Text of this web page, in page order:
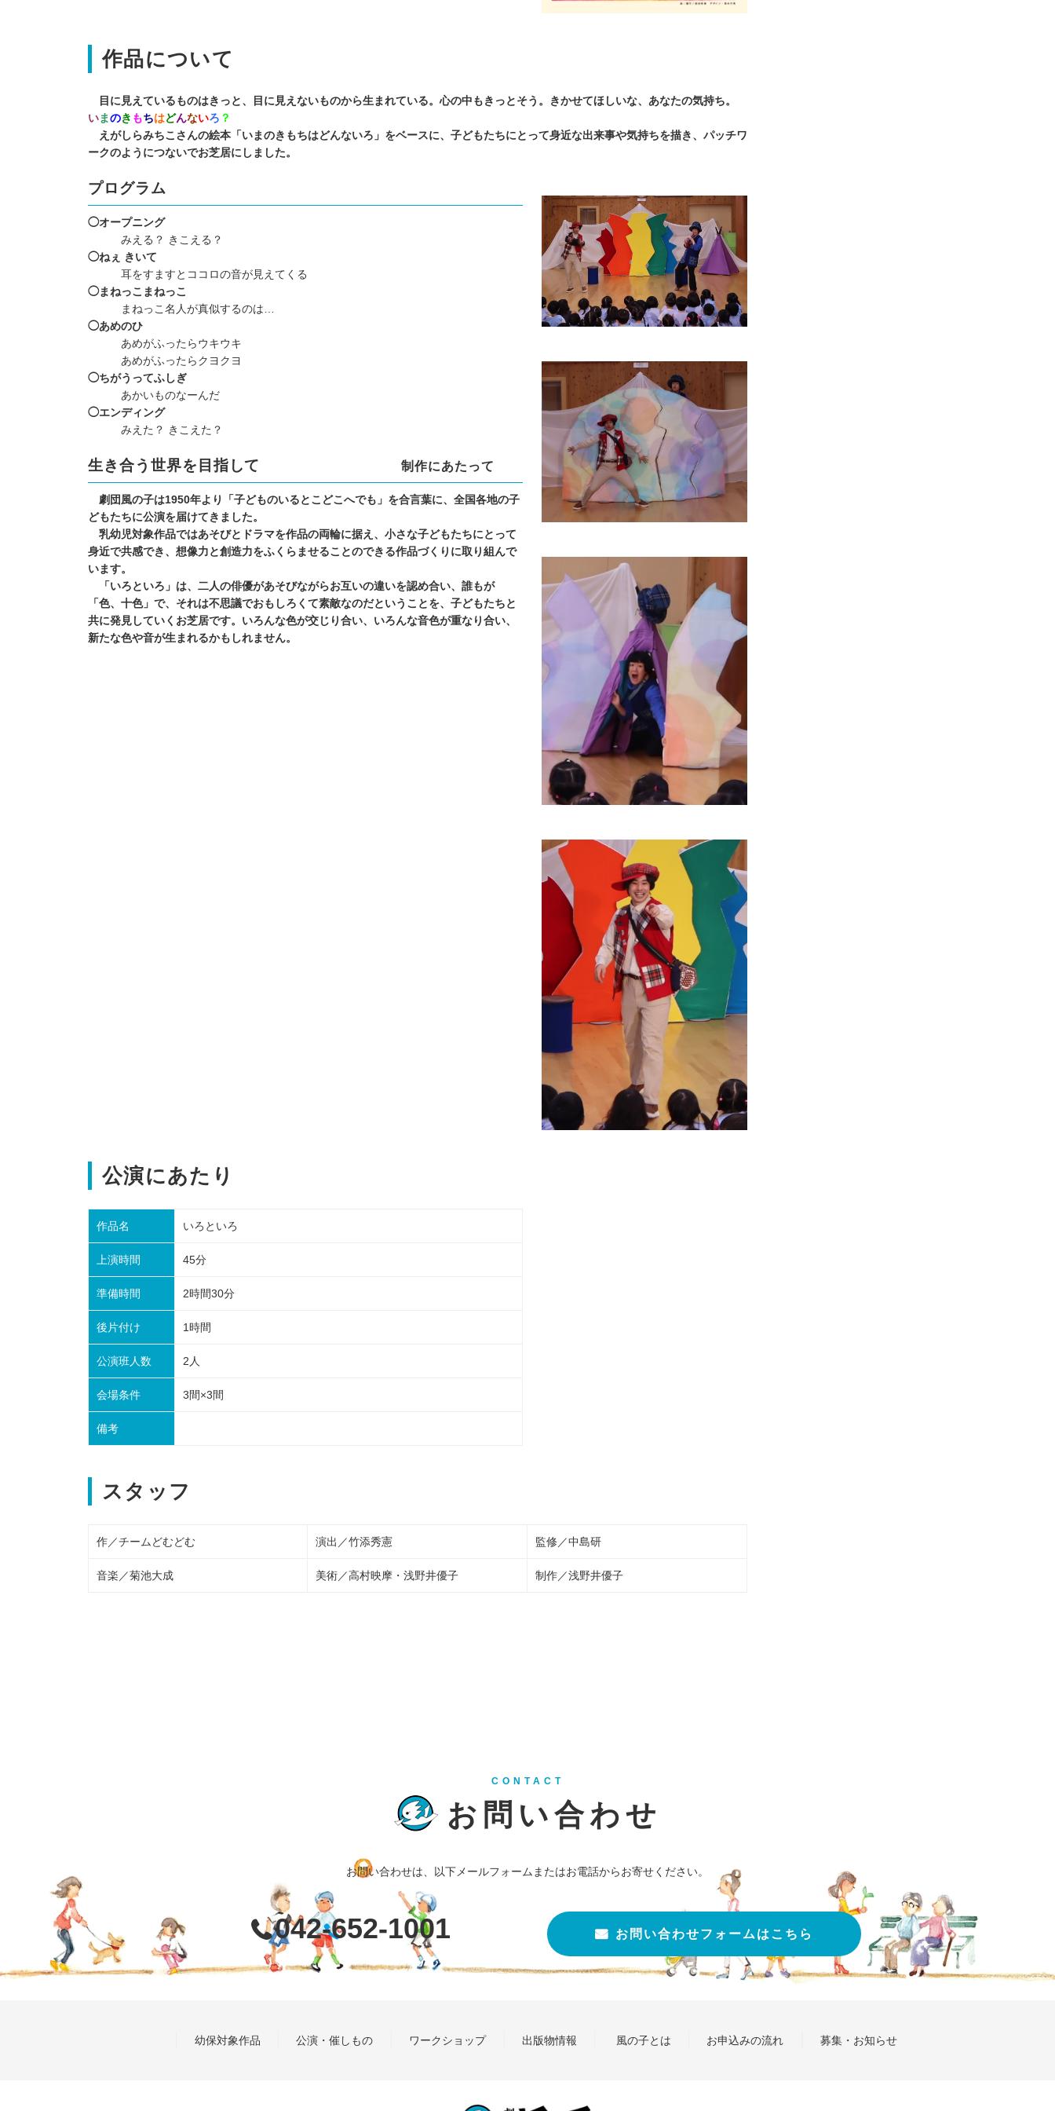
作品について
目に見えているものはきっと、目に見えないものから生まれている。心の中もきっとそう。きかせてほしいな、あなたの気持ち。
いまのき もちはどんないろ ？
えがしらみちこさんの絵本「いまのきもちはどんないろ」をベースに、子どもたちにとって身近な出来事や気持ちを描き、パッチワ
ークのようにつないでお芝居にしました。
プログラム
◯オープニング
みえる？ きこえる？
◯ねぇ きいて
耳をすますとココロの音が見えてくる
◯まねっこまねっこ
まねっこ名人が真似するのは…
◯あめのひ
あめがふったらウキウキ
あめがふったらクヨクヨ
◯ちがうってふしぎ
あかいものなーんだ
◯エンディング
みえた？ きこえた？
生き合う世界を目指して 制作にあたって
劇団風の子は1950年より「子どものいるとこどこへでも」を合言葉に、全国各地の子
どもたちに公演を届けてきました。
乳幼児対象作品ではあそびとドラマを作品の両輪に据え、小さな子どもたちにとって
身近で共感でき、想像力と創造力をふくらませることのできる作品づくりに取り組んで
います。
「いろといろ」は、二人の俳優があそびながらお互いの違いを認め合い、誰もが
「色、十色」で、それは不思議でおもしろくて素敵なのだということを、子どもたちと
共に発見していくお芝居です。いろんな色が交じり合い、いろんな音色が重なり合い、
新たな色や音が生まれるかもしれません。
公演にあたり
作品名 いろといろ
上演時間 45分
準備時間 2時間30分
後片付け 1時間
公演班人数 2人
会場条件 3間×3間
備考
スタッフ
作／チームどむどむ 演出／竹添秀憲 監修／中島研
音楽／菊池大成 美術／高村映摩・浅野井優子 制作／浅野井優子
CONTACT
お問い合わせ
お問い合わせは、以下メールフォームまたはお電話からお寄せください。
042-652-1001 お問い合わせフォームはこちら
幼保対象作品 公演・催しもの ワークショップ 出版物情報 風の子とは お申込みの流れ 募集・お知らせ